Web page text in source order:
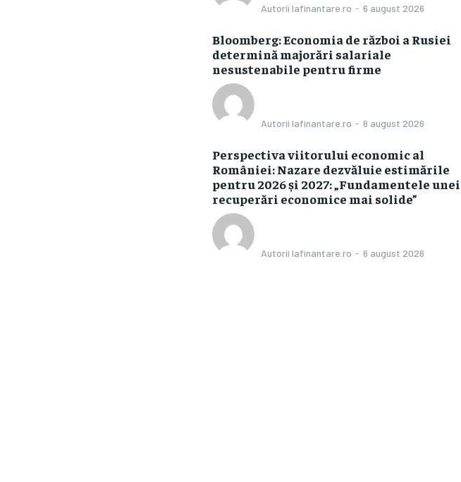
Autorii Iafinantare.ro - 6 august 2026
Bloomberg: Economia de război a Rusiei
determină majorări salariale
nesustenabile pentru firme
Autorii Iafinantare.ro - 6 august 2026
Perspectiva viitorului economic al
României: Nazare dezvăluie estimările
pentru 2026 și 2027: „Fundamentele unei
recuperări economice mai solide”
Autorii Iafinantare.ro - 6 august 2026